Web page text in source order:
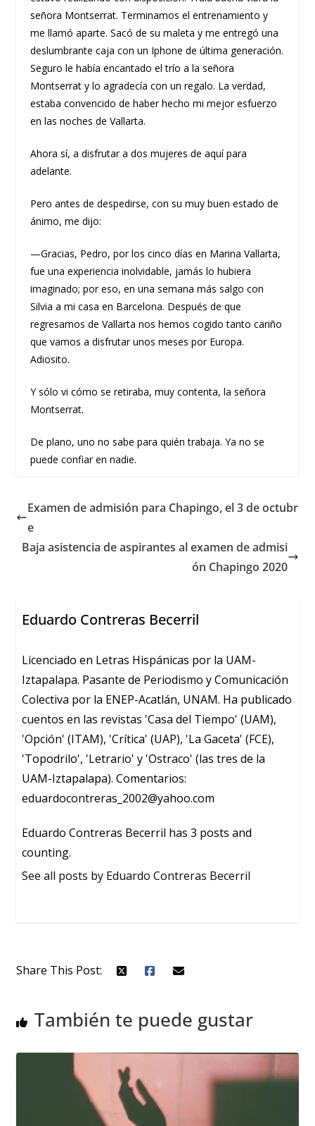
señora Montserrat. Terminamos el entrenamiento y
me llamó aparte. Sacó de su maleta y me entregó una
deslumbrante caja con un Iphone de última generación.
Seguro le había encantado el trío a la señora
Montserrat y lo agradecía con un regalo. La verdad,
estaba convencido de haber hecho mi mejor esfuerzo
en las noches de Vallarta.
Ahora sí, a disfrutar a dos mujeres de aquí para
adelante.
Pero antes de despedirse, con su muy buen estado de
ánimo, me dijo:
—Gracias, Pedro, por los cinco días en Marina Vallarta,
fue una experiencia inolvidable, jamás lo hubiera
imaginado; por eso, en una semana más salgo con
Silvia a mi casa en Barcelona. Después de que
regresamos de Vallarta nos hemos cogido tanto cariño
que vamos a disfrutar unos meses por Europa.
Adiosito.
Y sólo vi cómo se retiraba, muy contenta, la señora
Montserrat.
De plano, uno no sabe para quién trabaja. Ya no se
puede confiar en nadie.
Examen de admisión para Chapingo, el 3 de octubr
e
Baja asistencia de aspirantes al examen de admisi
ón Chapingo 2020
Eduardo Contreras Becerril
Licenciado en Letras Hispánicas por la UAM-
Iztapalapa. Pasante de Periodismo y Comunicación
Colectiva por la ENEP-Acatlán, UNAM. Ha publicado
cuentos en las revistas 'Casa del Tiempo' (UAM),
'Opción' (ITAM), 'Crítica' (UAP), 'La Gaceta' (FCE),
'Topodrilo', 'Letrario' y 'Ostraco' (las tres de la
UAM-Iztapalapa). Comentarios:
eduardocontreras_2002@yahoo.com
Eduardo Contreras Becerril has 3 posts and
counting.
See all posts by Eduardo Contreras Becerril
Share This Post:
También te puede gustar